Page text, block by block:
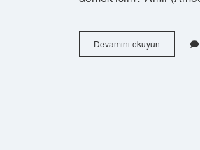
Devamını okuyun
Ne